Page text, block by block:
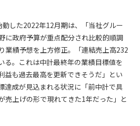
した2022年12月期は、「当社グルー
に政府予算が重点配分され比較的順調
業績予想を上方修正。「連結売上高232
る。これは中計最終年の業績目標値を
益も過去最高を更新できそうだ」とい
達成が見込まれる状況に「前中計で具
売上げの形で現れてきた1年だった」と